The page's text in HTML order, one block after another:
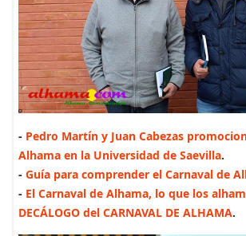
- Pedro Martín y Juan Cabezas
Alhama en la Universidad de Saevilla.
- Guía para comprender el Carnaval de
- El Carnaval de Alhama, lo que los
DECÁLOGO del CARNAVAL DE ALHAMA.